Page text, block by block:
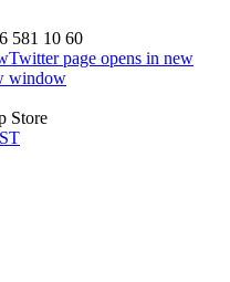
581 10 60
Twitter page opens in new
window
Store